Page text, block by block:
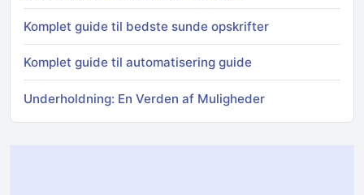
Komplet guide til bedste sunde opskrifter
Komplet guide til automatisering guide
Underholdning: En Verden af Muligheder